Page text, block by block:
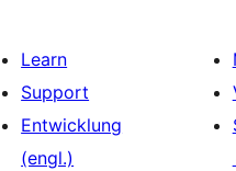
Learn
Support
Entwicklung
(engl.)